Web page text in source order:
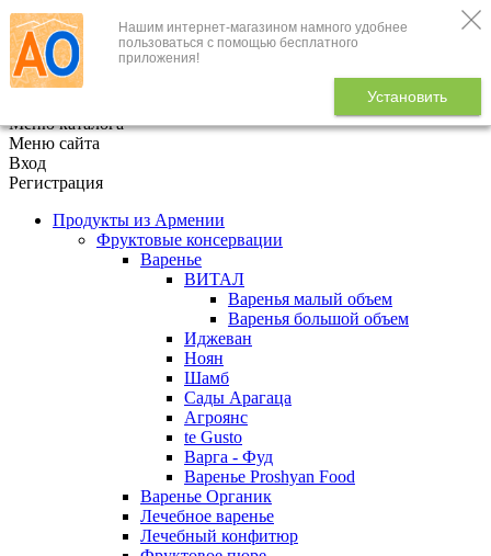
Нашим интернет-магазином намного удобнее
пользоваться с помощью бесплатного
приложения!
Установить
+7 (495) 646-888-1
В корзине
Меню каталога
Меню сайта
Вход
Регистрация
Продукты из Армении
Фруктовые консервации
Варенье
ВИТАЛ
Варенья малый объем
Варенья большой объем
Иджеван
Ноян
Шамб
Сады Арагаца
Агроянс
te Gusto
Варга - Фуд
Варенье Proshyan Food
Варенье Органик
Лечебное варенье
Лечебный конфитюр